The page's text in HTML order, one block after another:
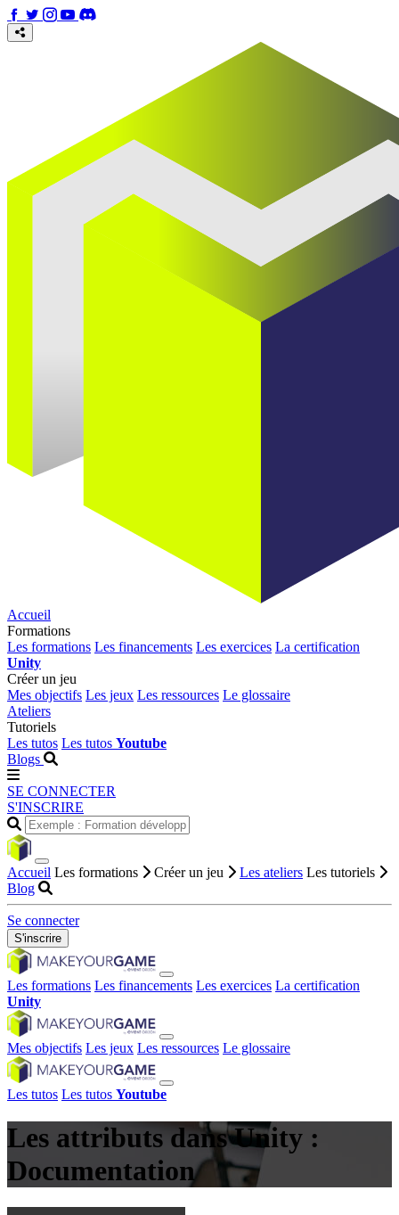
Accueil
Formations
Les formations Les financements Les exercices La certification
Unity
Créer un jeu
Mes objectifs Les jeux Les ressources Le glossaire
Ateliers
Tutoriels
Les tutos Les tutos Youtube
Blogs
SE CONNECTER
S'INSCRIRE
Accueil Les formations Créer un jeu Les ateliers Les tutoriels
Blog
Se connecter
S'inscrire
Les formations Les financements Les exercices La certification
Unity
Mes objectifs Les jeux Les ressources Le glossaire
Les tutos Les tutos Youtube
Les attributs dans Unity :
Documentation